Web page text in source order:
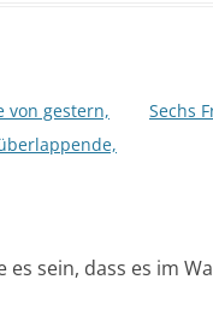
von gestern,
Sechs
es sein, dass es im